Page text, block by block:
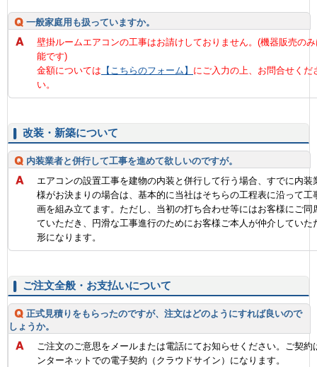
一般家庭用も扱っていますか。
壁掛ルームエアコンの工事はお請けしておりません。(機器販売の
能です)
金額については 【こちらのフォーム】 にご入力の上、お問合せくだ
い。
改装・新築について
内装業者と併行して工事を進めて欲しいのですが。
エアコンの設置工事を建物の内装と併行して行う場合、すでに内装
様がお決まりの場合は、基本的に当社はそちらの工程表に沿って工
画を組み立てます。ただし、当初の打ち合わせ等にはお客様にご同
ていただき、円滑な工事進行のためにお客様ご本人が仲介していた
形になります。
ご注文全般・お支払いについて
正式見積りをもらったのですが、注文はどのようにすれば良いので
しょうか。
ご注文のご意思をメールまたは電話にてお知らせください。ご契約
ンターネットでの電子契約（クラウドサイン）になります。